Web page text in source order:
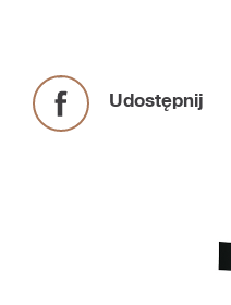
Udostępnij